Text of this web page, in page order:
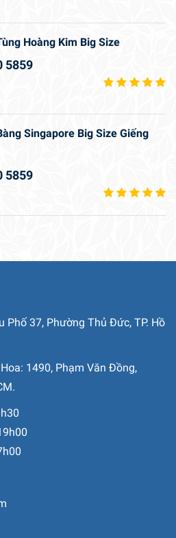
Hoàng Kim Big Size
5859
Singapore Big Size Giếng
5859
37, Phường Thủ Đức, TP. Hồ
1490, Phạm Văn Đồng,